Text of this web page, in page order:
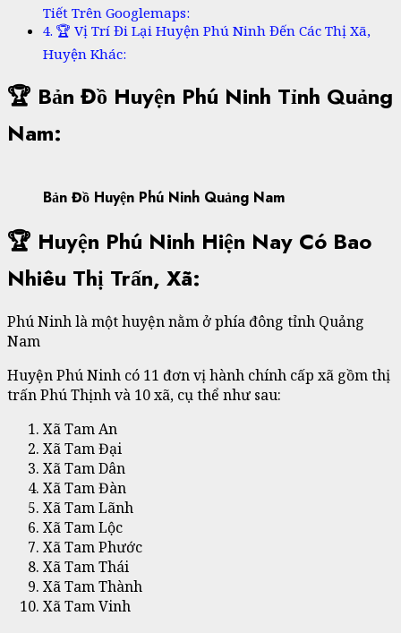
Tiết Trên Googlemaps:
🏆 Vị Trí Đi Lại Huyện Phú Ninh Đến Các Thị Xã,
Huyện Khác:
🏆 Bản Đồ Huyện Phú Ninh Tỉnh Quảng
Nam:
Bản Đồ Huyện Phú Ninh Quảng Nam
🏆 Huyện Phú Ninh Hiện Nay Có Bao
Nhiêu Thị Trấn, Xã:
Phú Ninh là một huyện nằm ở phía đông tỉnh Quảng
Nam
Huyện Phú Ninh có 11 đơn vị hành chính cấp xã gồm thị
trấn Phú Thịnh và 10 xã, cụ thể như sau:
Xã Tam An
Xã Tam Đại
Xã Tam Dân
Xã Tam Đàn
Xã Tam Lãnh
Xã Tam Lộc
Xã Tam Phước
Xã Tam Thái
Xã Tam Thành
Xã Tam Vinh